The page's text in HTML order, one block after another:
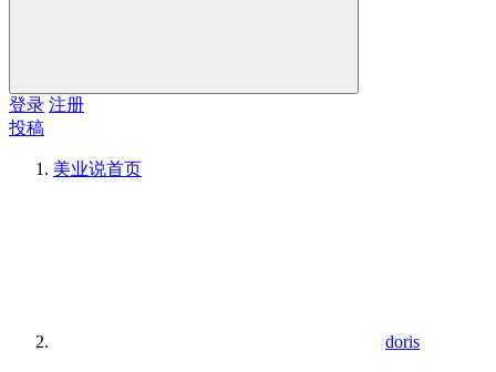
登录 注册
投稿
美业说首页
doris